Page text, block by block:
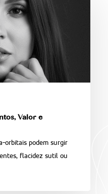
Valor e
orbitais podem surgir
flacidez sutil ou